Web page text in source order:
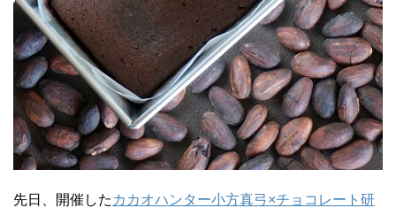
先日、開催した カカオハンター小方真弓×チョコレート研